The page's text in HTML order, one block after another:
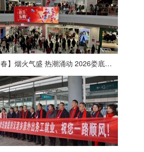
【乐购新春】烟火气盛 热潮涌动 2026娄底春节消费市场喜迎“开门红”